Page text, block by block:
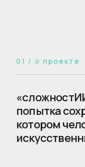
01 / о проекте
попытка
котором